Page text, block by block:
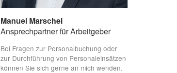
Manuel Marschel
Ansprechpartner für Arbeitgeber
Bei Fragen zur Personalbuchung oder
zur Durchführung von Personaleinsätzen
können Sie sich gerne an mich wenden.